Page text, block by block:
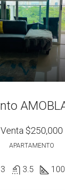
Venta $250,000
APARTAMENTO
3 3.5 100